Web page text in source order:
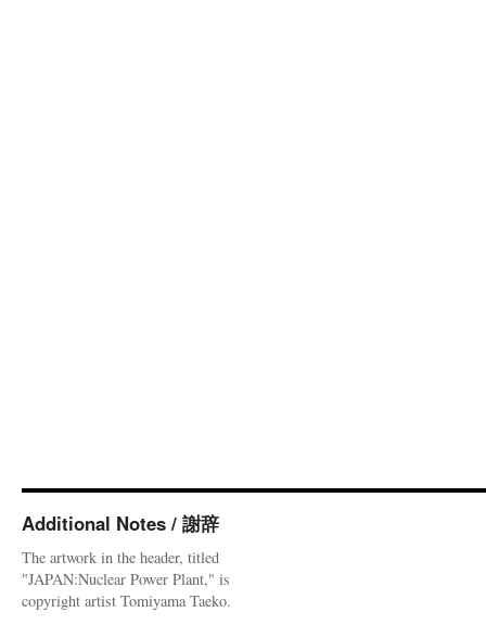
Additional Notes / 謝辞
The artwork in the header, titled
"JAPAN:Nuclear Power Plant," is
copyright artist Tomiyama Taeko.